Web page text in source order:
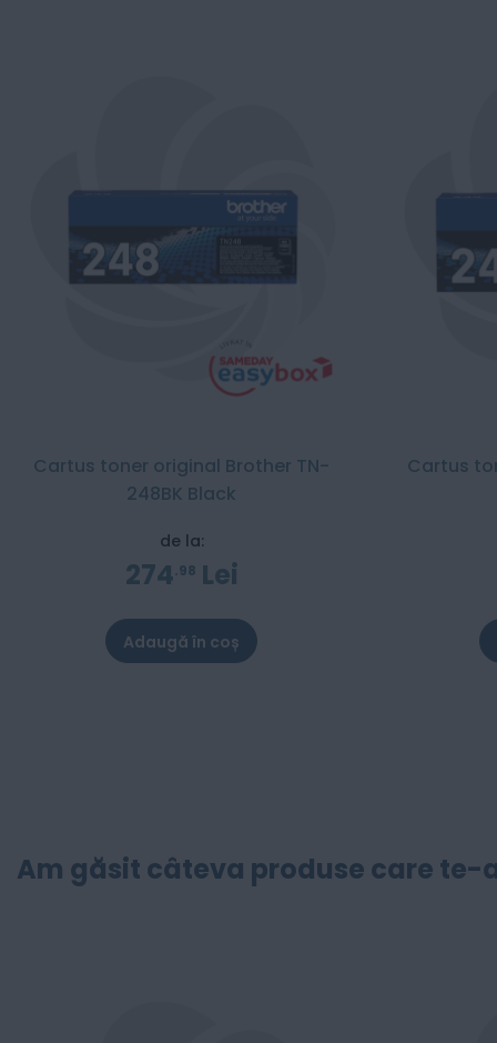
Cartus toner original Brother TN-
248BK Black
de la:
274 98 Lei
Adaugă în coș
Cartus
Am găsit câteva produse care te-